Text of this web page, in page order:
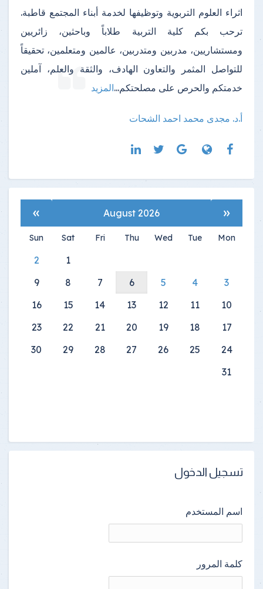
اثراء العلوم التربوية وتوظيفها لخدمة أبناء المجتمع قاطبة.
ترحب بكم كلية التربية طلاباً وباحثين، زائريين
ومستشاريين، مدربين ومتدربين، عالمين ومتعلمين، تحقيقاً
للتواصل المثمر والتعاون الهادف، والثقة والعلم، آملين
خدمتكم والحرص على مصلحتكم...المزيد
أ.د. مجدى محمد احمد الشحات
«
August 2026
»
Mon
Tue
Wed
Thu
Fri
Sat
Sun
1
2
3
4
5
6
7
8
9
10
11
12
13
14
15
16
17
18
19
20
21
22
23
24
25
26
27
28
29
30
31
تسجيل الدخول
اسم المستخدم
كلمة المرور